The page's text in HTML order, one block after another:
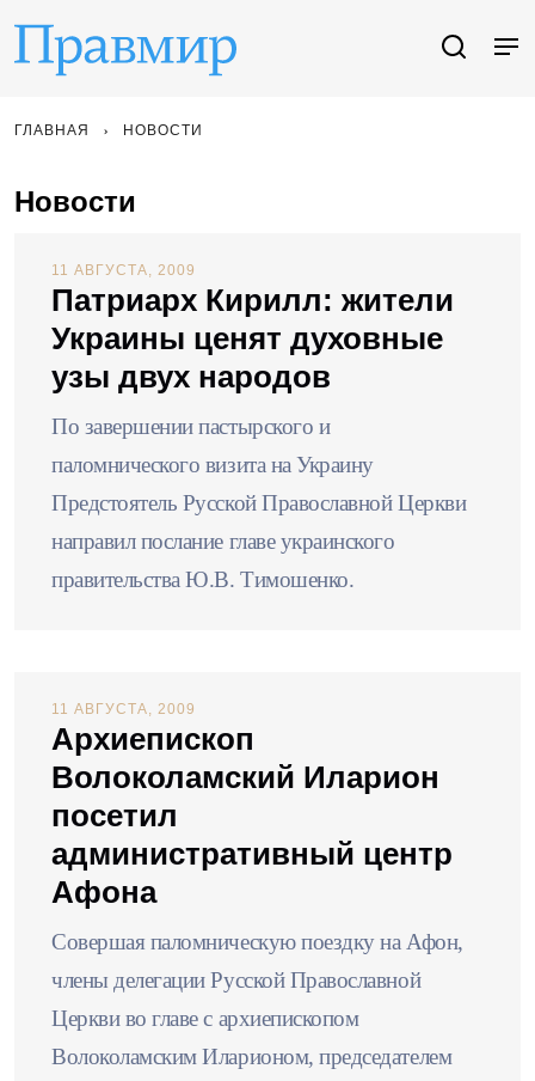
ГЛАВНАЯ НОВОСТИ
Новости
11 АВГУСТА, 2009
Патриарх Кирилл: жители
Украины ценят духовные
узы двух народов
По завершении пастырского и
паломнического визита на Украину
Предстоятель Русской Православной Церкви
направил послание главе украинского
правительства Ю.В. Тимошенко.
11 АВГУСТА, 2009
Архиепископ
Волоколамский Иларион
посетил
административный центр
Афона
Совершая паломническую поездку на Афон,
члены делегации Русской Православной
Церкви во главе с архиепископом
Волоколамским Иларионом, председателем